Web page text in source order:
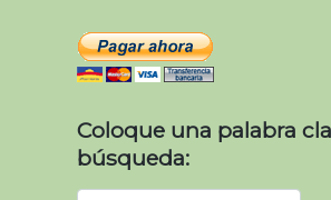
Coloque una palabra
búsqueda: